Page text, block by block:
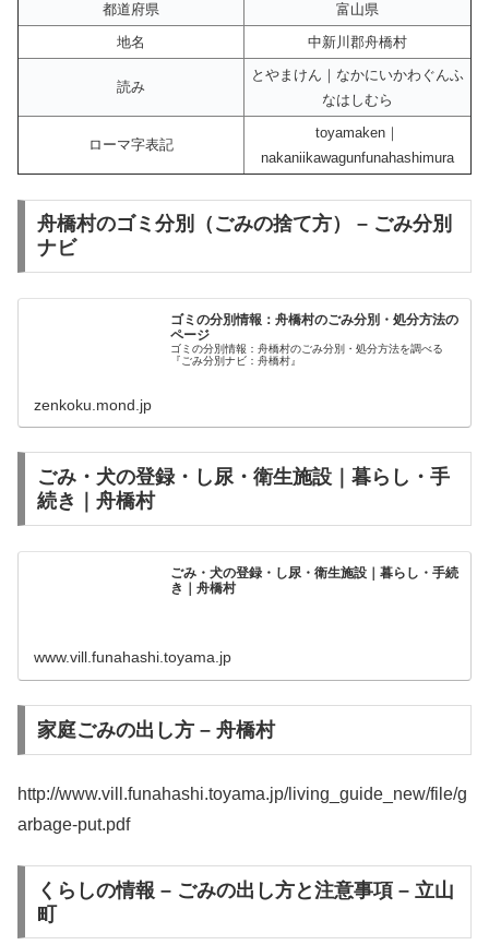
都道府県
富山県
地名
中新川郡舟橋村
読み
とやまけん｜なかにいかわぐんふ
なはしむら
ローマ字表記
toyamaken｜
nakaniikawagunfunahashimura
舟橋村のゴミ分別（ごみの捨て方） – ごみ分別
ナビ
ゴミの分別情報：舟橋村のごみ分別・処分方法の
ページ
ゴミの分別情報：舟橋村のごみ分別・処分方法を調べる
『ごみ分別ナビ：舟橋村』
zenkoku.mond.jp
ごみ・犬の登録・し尿・衛生施設｜暮らし・手
続き｜舟橋村
ごみ・犬の登録・し尿・衛生施設｜暮らし・手続
き｜舟橋村
www.vill.funahashi.toyama.jp
家庭ごみの出し方 – 舟橋村
http://www.vill.funahashi.toyama.jp/living_guide_new/file/g
arbage-put.pdf
くらしの情報 – ごみの出し方と注意事項 – 立山
町